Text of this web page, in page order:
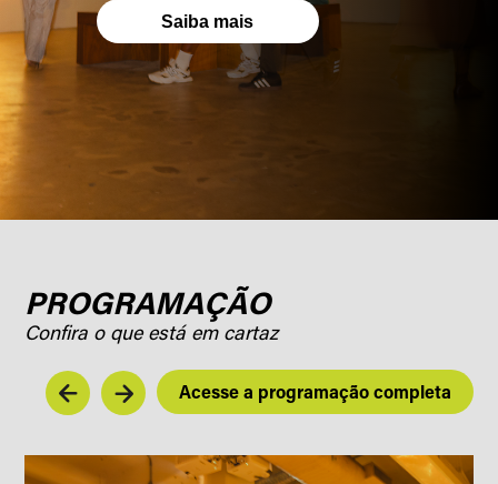
Saiba mais
PROGRAMAÇÃO
Confira o que está em cartaz
Acesse a programação completa